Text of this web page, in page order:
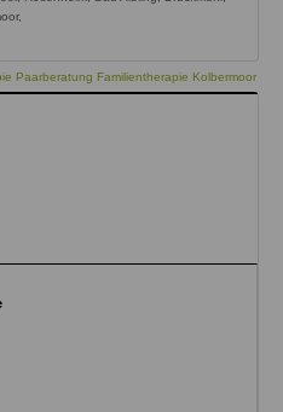
Paarberatung Familientherapie Kolbermoor